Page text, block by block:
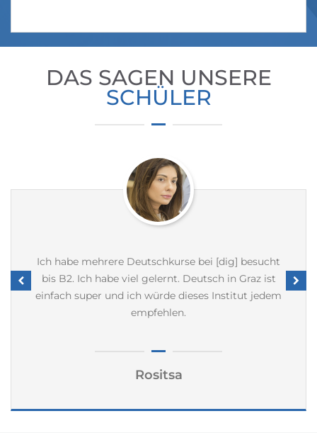
DAS SAGEN UNSERE
SCHÜLER
Ich habe mehrere Deutschkurse bei [dig] besucht
bis B2. Ich habe viel gelernt. Deutsch in Graz ist
einfach super und ich würde dieses Institut jedem
empfehlen.
Rositsa